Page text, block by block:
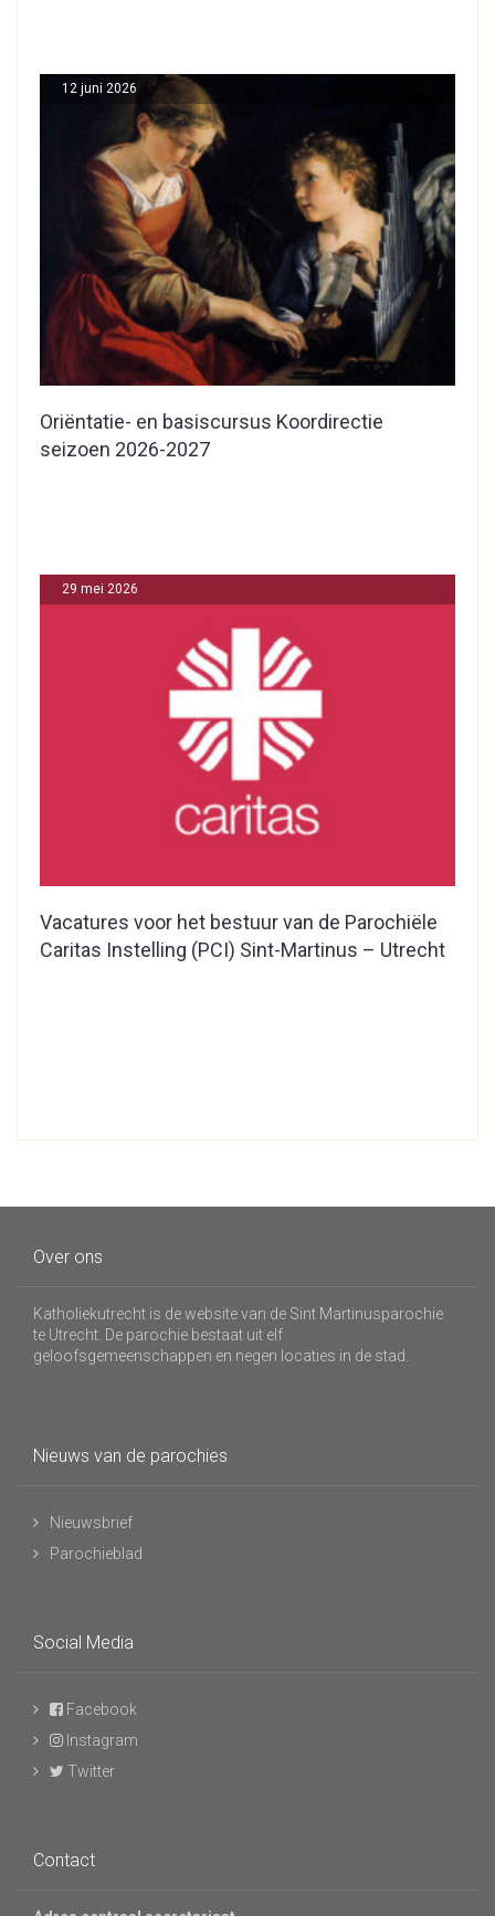
Oriëntatie- en basiscursus Koordirectie
seizoen 2026-2027
12 juni 2026
Vacatures voor het bestuur van de Parochiële
Caritas Instelling (PCI) Sint-Martinus – Utrecht
29 mei 2026
Over ons
Katholiekutrecht is de website van de Sint Martinusparochie
te Utrecht. De parochie bestaat uit elf
geloofsgemeenschappen en negen locaties in de stad.
Nieuws van de parochies
Nieuwsbrief
Parochieblad
Social Media
Facebook
Instagram
Twitter
Contact